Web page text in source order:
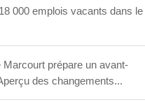
000 emplois vacants dans le
prépare un avant-
des changements...